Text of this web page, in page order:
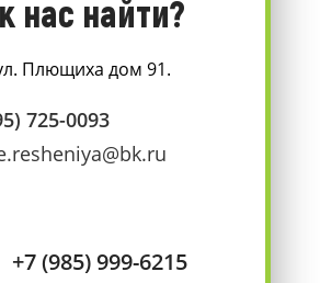
нас найти?
Плющиха дом 91.
725-0093
+7 (985) 999-6215